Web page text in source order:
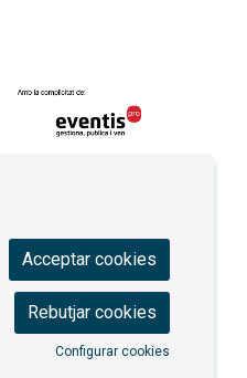
Ús de Cookies |
Acceptar cookies
Rebutjar cookies
Configurar cookies